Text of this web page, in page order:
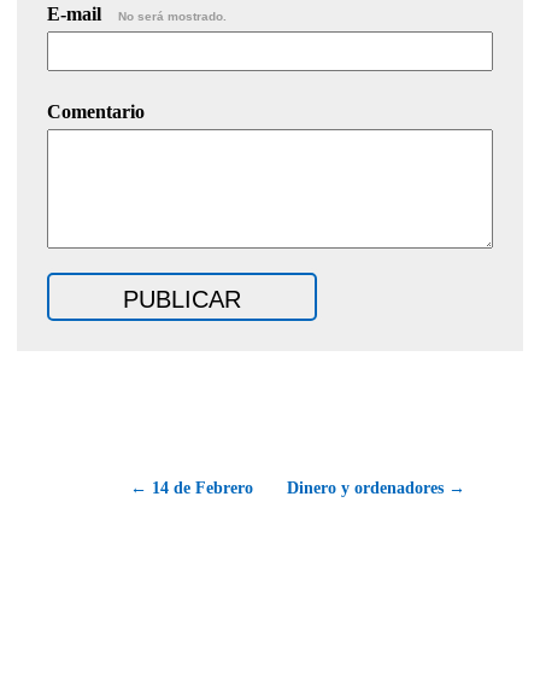
E-mail No será mostrado.
Comentario
← 14 de Febrero Dinero y ordenadores →